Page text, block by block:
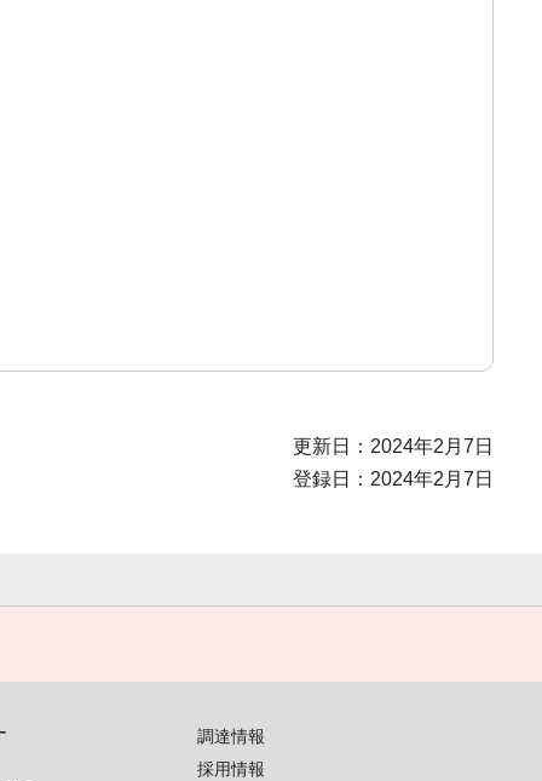
更新日：2024年2月7日
登録日：2024年2月7日
調達情報
採用情報